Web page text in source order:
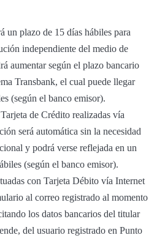
un plazo de 15 días hábiles para
independiente del medio de
aumentar según el plazo bancario
Transbank, el cual puede llegar
(según el banco emisor).
de Crédito realizadas vía
será automática sin la necesidad
y podrá verse reflejada en un
(según el banco emisor).
con Tarjeta Débito vía Internet
al correo registrado al momento
los datos bancarios del titular
del usuario registrado en Punto